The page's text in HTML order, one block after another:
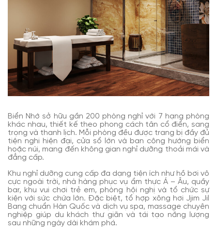
Biển Nhớ sở hữu gần 200 phòng nghỉ với 7 hạng phòng
khác nhau, thiết kế theo phong cách tân cổ điển, sang
trọng và thanh lịch. Mỗi phòng đều được trang bị đầy đủ
tiện nghi hiện đại, cửa sổ lớn và ban công hướng biển
hoặc núi, mang đến không gian nghỉ dưỡng thoải mái và
đẳng cấp.
Khu nghỉ dưỡng cung cấp đa dạng tiện ích như hồ bơi vô
cực ngoài trời, nhà hàng phục vụ ẩm thực Á – Âu, quầy
bar, khu vui chơi trẻ em, phòng hội nghị và tổ chức sự
kiện với sức chứa lớn. Đặc biệt, tổ hợp xông hơi Jjim Jil
Bang chuẩn Hàn Quốc và dịch vụ spa, massage chuyên
nghiệp giúp du khách thư giãn và tái tạo năng lượng
sau những ngày dài khám phá.